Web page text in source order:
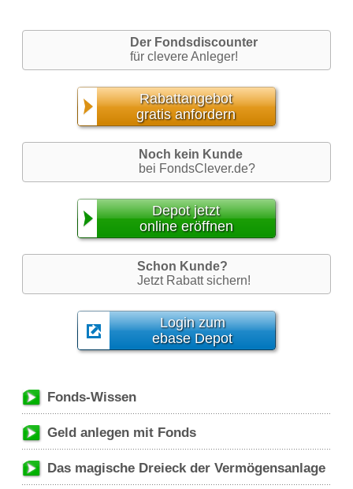
Der Fondsdiscounter
für clevere Anleger!
Rabattangebot
gratis anfordern
Noch kein Kunde
bei FondsClever.de?
Depot jetzt
online eröffnen
Schon Kunde?
Jetzt Rabatt sichern!
Login zum
ebase Depot
Fonds-Wissen
Geld anlegen mit Fonds
Das magische Dreieck der Vermögensanlage